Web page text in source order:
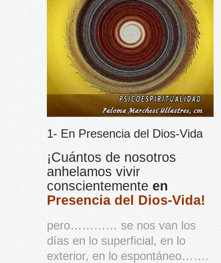
1- En Presencia del Dios-Vida
¡Cuántos de nosotros
anhelamos vivir
conscientemente en
Presencia del Dios-Vida!
pero………… se nos van los
días en lo superficial, en lo
exterior, en lo espontáneo…….